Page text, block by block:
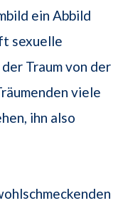
ein Abbild
sexuelle
Traum von der
viele
ihn also